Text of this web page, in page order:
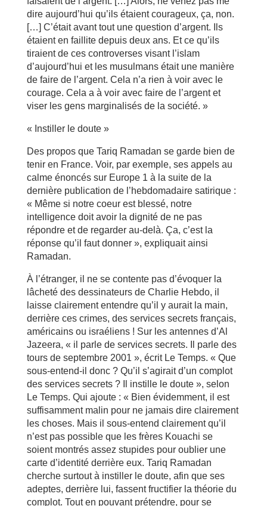
dire aujourd’hui qu’ils étaient courageux, ça, non.
[…] C’était avant tout une question d’argent. Ils
étaient en faillite depuis deux ans. Et ce qu’ils
tiraient de ces controverses visant l’islam
d’aujourd’hui et les musulmans était une manière
de faire de l’argent. Cela n’a rien à voir avec le
courage. Cela a à voir avec faire de l’argent et
viser les gens marginalisés de la société. »
« Instiller le doute »
Des propos que Tariq Ramadan se garde bien de
tenir en France. Voir, par exemple, ses appels au
calme énoncés sur Europe 1 à la suite de la
dernière publication de l’hebdomadaire satirique :
« Même si notre coeur est blessé, notre
intelligence doit avoir la dignité de ne pas
répondre et de regarder au-delà. Ça, c’est la
réponse qu’il faut donner », expliquait ainsi
Ramadan.
À l’étranger, il ne se contente pas d’évoquer la
lâcheté des dessinateurs de Charlie Hebdo, il
laisse clairement entendre qu’il y aurait la main,
derrière ces crimes, des services secrets français,
américains ou israéliens ! Sur les antennes d’Al
Jazeera, « il parle de services secrets. Il parle des
tours de septembre 2001 », écrit Le Temps. « Que
sous-entend-il donc ? Qu’il s’agirait d’un complot
des services secrets ? Il instille le doute », selon
Le Temps. Qui ajoute : « Bien évidemment, il est
suffisamment malin pour ne jamais dire clairement
les choses. Mais il sous-entend clairement qu’il
n’est pas possible que les frères Kouachi se
soient montrés assez stupides pour oublier une
carte d’identité derrière eux. Tariq Ramadan
cherche surtout à instiller le doute, afin que ses
adeptes, derrière lui, fassent fructifier la théorie du
complot. Tout en pouvant prétendre, pour se